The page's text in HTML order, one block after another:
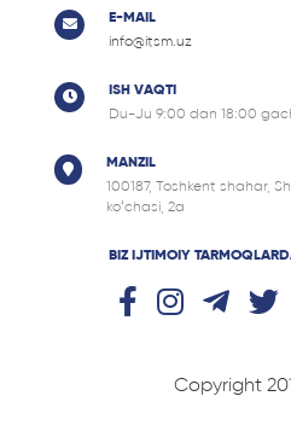
E-MAIL
info@itsm.uz
ISH VAQTI
Du-Ju 9:00 dan 18:00
MANZIL
100187, Tоshkent shahar,
ko‘chasi, 2a
BIZ IJTIMOIY
Copyright